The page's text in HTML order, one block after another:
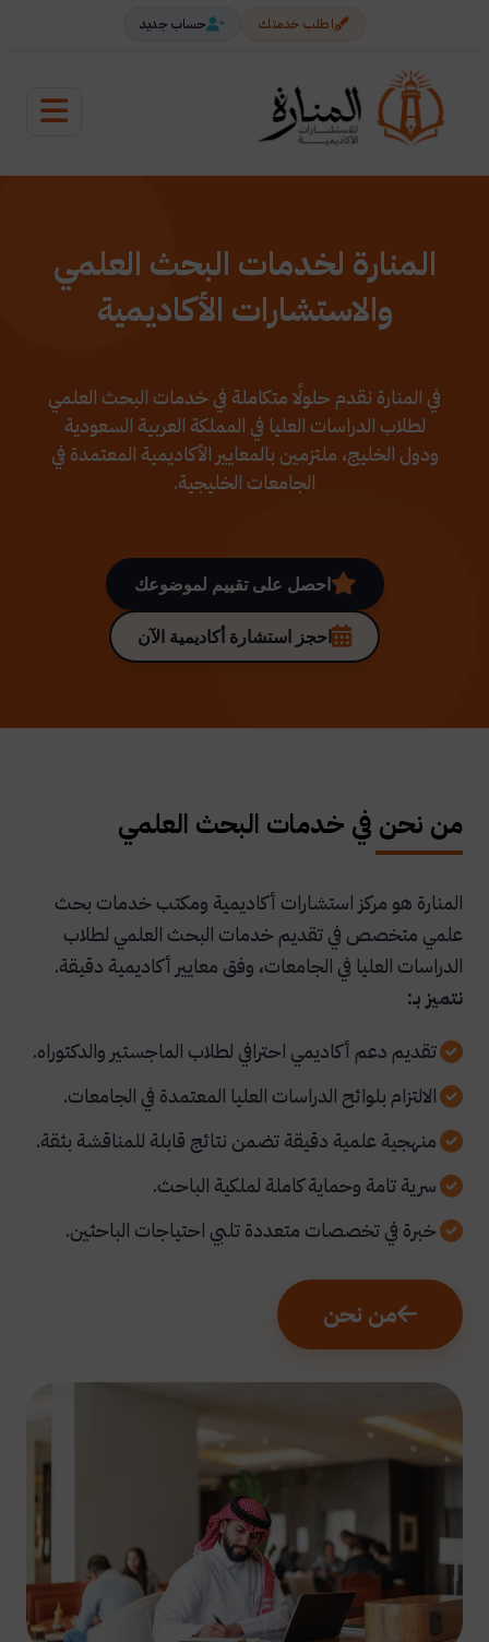
اطلب خدمتك حساب جديد
المنارة لخدمات البحث العلمي
والاستشارات الأكاديمية
في المنارة نقدم حلولًا متكاملة في خدمات البحث العلمي
لطلاب الدراسات العليا في المملكة العربية السعودية
ودول الخليج، ملتزمين بالمعايير الأكاديمية المعتمدة في
الجامعات الخليجية.
احصل على تقييم لموضوعك
احجز استشارة أكاديمية الآن
من نحن في خدمات البحث العلمي
المنارة هو مركز استشارات أكاديمية ومكتب خدمات بحث
علمي متخصص في تقديم خدمات البحث العلمي لطلاب
الدراسات العليا في الجامعات، وفق معايير أكاديمية دقيقة.
نتميز بـ:
تقديم دعم أكاديمي احترافي لطلاب الماجستير والدكتوراه.
الالتزام بلوائح الدراسات العليا المعتمدة في الجامعات.
منهجية علمية دقيقة تضمن نتائج قابلة للمناقشة بثقة.
سرية تامة وحماية كاملة لملكية الباحث.
خبرة في تخصصات متعددة تلبي احتياجات الباحثين.
من نحن